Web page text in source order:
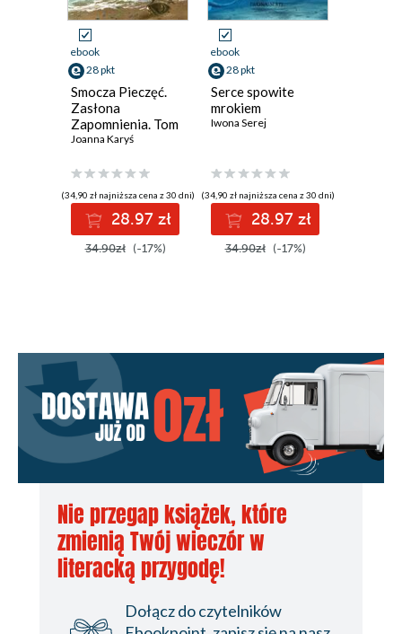
ebook
28 pkt
Smocza Pieczęć.
Zasłona
Zapomnienia. Tom
1
Joanna Karyś
(34,90 zł najniższa cena z 30 dni)
28.97 zł
34.90zł (-17%)
ebook
28 pkt
Serce spowite
mrokiem
Iwona Serej
(34,90 zł najniższa cena z 30 dni)
28.97 zł
34.90zł (-17%)
Nie przegap książek, które
zmienią Twój wieczór w
literacką przygodę!
Dołącz do czytelników